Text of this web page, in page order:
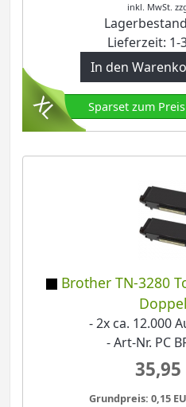
inkl. MwSt.
Lieferzeit: 1-
In den
Sparset zum
Brother TN-3280
- 2x ca. 12.000
- Art-Nr. PC
35,95
Grundpreis: 0,15